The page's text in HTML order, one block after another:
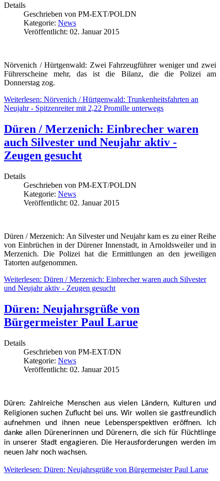
Details
Geschrieben von PM-EXT/POLDN
Kategorie: News
Veröffentlicht: 02. Januar 2015
Nörvenich / Hürtgenwald: Zwei Fahrzeugführer weniger und zwei
Führerscheine mehr, das ist die Bilanz, die die Polizei am
Donnerstag zog.
Weiterlesen: Nörvenich / Hürtgenwald: Trunkenheitsfahrten an
Neujahr - Spitzenreiter mit 2,22 Promille unterwegs
Düren / Merzenich: Einbrecher waren
auch Silvester und Neujahr aktiv -
Zeugen gesucht
Details
Geschrieben von PM-EXT/POLDN
Kategorie: News
Veröffentlicht: 02. Januar 2015
Düren / Merzenich: An Silvester und Neujahr kam es zu einer Reihe
von Einbrüchen in der Dürener Innenstadt, in Arnoldsweiler und in
Merzenich. Die Polizei hat die Ermittlungen an den jeweiligen
Tatorten aufgenommen.
Weiterlesen: Düren / Merzenich: Einbrecher waren auch Silvester
und Neujahr aktiv - Zeugen gesucht
Düren: Neujahrsgrüße von
Bürgermeister Paul Larue
Details
Geschrieben von PM-EXT/DN
Kategorie: News
Veröffentlicht: 02. Januar 2015
Düren: Zahlreiche Menschen aus vielen Ländern, Kulturen und
Religionen suchen Zuflucht bei uns. Wir wollen sie gastfreundlich
aufnehmen und ihnen neue Lebensperspektiven eröffnen. Ich
danke allen Dürenerinnen und Dürenern, die sich für Flüchtlinge
in unserer Stadt engagieren. Die Herausforderungen werden im
neuen Jahr noch wachsen.
Weiterlesen: Düren: Neujahrsgrüße von Bürgermeister Paul Larue